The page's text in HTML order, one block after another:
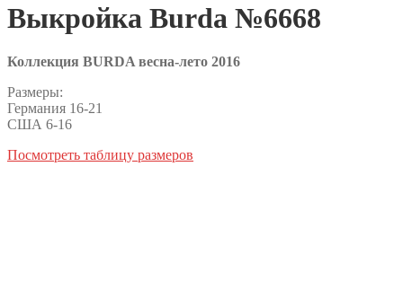
Выкройка Burda №6668
Коллекция BURDA весна-лето 2016
Размеры:
Германия 16-21
США 6-16
Посмотреть таблицу размеров